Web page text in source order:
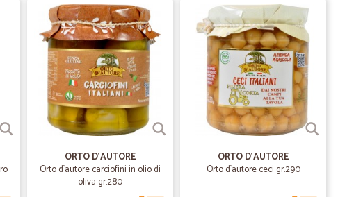
15/06/2024
29/11/2023
ORTO D'AUTORE
Orto d`autore carciofini in olio di
oliva gr.280
ORTO D'AUTORE
Orto d`autore ceci gr.290